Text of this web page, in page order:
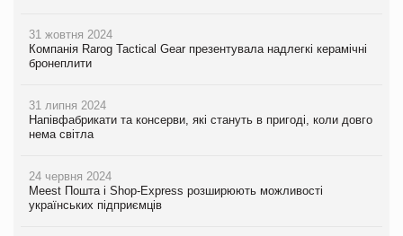
31 жовтня 2024
Компанія Rarog Tactical Gear презентувала надлегкі керамічні
бронеплити
31 липня 2024
Напівфабрикати та консерви, які стануть в пригоді, коли довго
нема світла
24 червня 2024
Meest Пошта і Shop-Express розширюють можливості
українських підприємців